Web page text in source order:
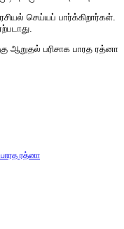
செய்யப் பார்க்கிறார்கள்.
ஆறுதல் பரிசாக பாரத ரத்னா
பாரத ரத்னா